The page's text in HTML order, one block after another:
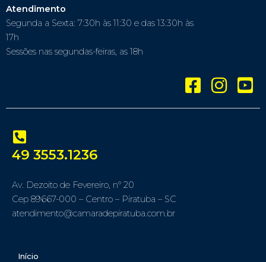
Atendimento
Segunda a Sexta: 7:30h às 11:30 e das 13:30h às
17h
Sessões nas segundas-feiras, as 18h
49 3553.1236
Av. Dezoito de Fevereiro, nº 20
Cep 89667-000 – Centro – Piratuba – SC
atendimento@camaradepiratuba.com.br
Início